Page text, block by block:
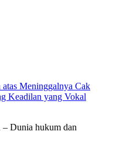
Meninggalnya Cak
Keadilan yang Vokal
Dunia hukum dan